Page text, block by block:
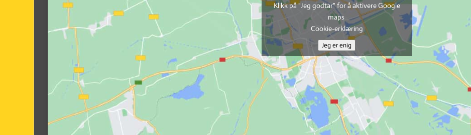
Klikk på "Jeg godtar" for å aktivere Google
maps
Cookie-erklæring
Jeg er enig